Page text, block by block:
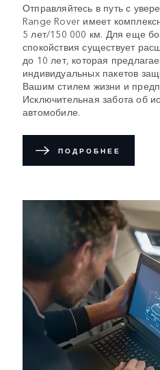
Отправляйтесь в путь с
Range Rover имеет
5 лет/150 000 км. Для еще
спокойствия существует
до 10 лет, которая
индивидуальных пакетов
Вашим стилем жизни и
Исключительная забота об
автомобиле.
ПОДРОБНЕЕ